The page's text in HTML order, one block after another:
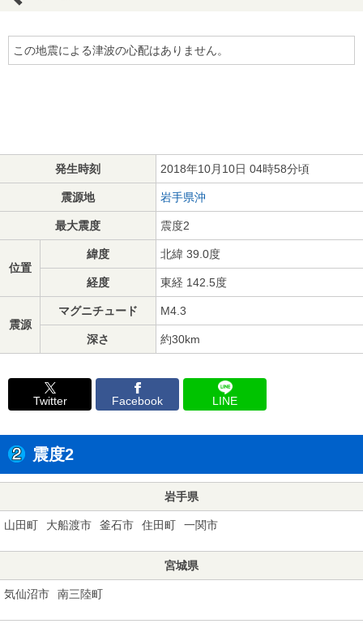
この地震による津波の心配はありません。
発生時刻 2018年10月10日 04時58分頃
震源地 岩手県沖
最大震度 震度2
位置
緯度 北緯 39.0度
経度 東経 142.5度
震源
マグニチュード M4.3
深さ 約30km
Twitter Facebook LINE
震度2
岩手県
山田町 大船渡市 釜石市 住田町 一関市
宮城県
気仙沼市 南三陸町